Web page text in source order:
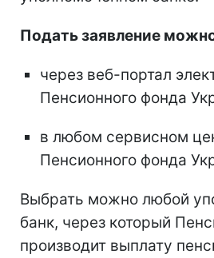
Подать заявление
через веб-портал
Пенсионного фонда
в любом сервисном
Пенсионного фонда
Выбрать можно любой
банк, через который
производит выплату